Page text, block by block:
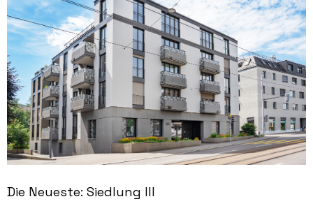
Die Neueste: Siedlung III